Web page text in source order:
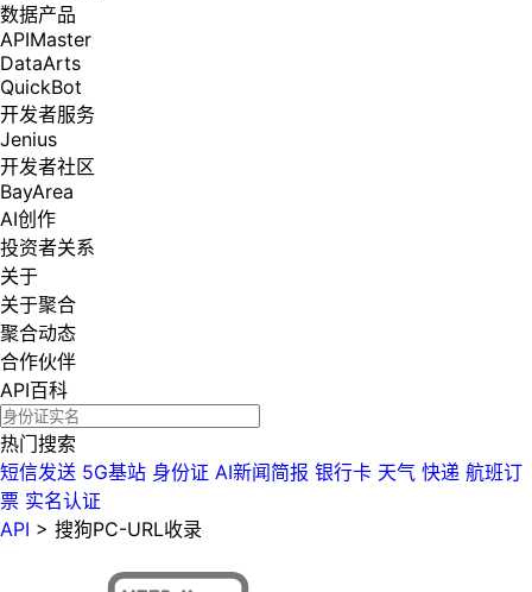
数据产品
APIMaster
DataArts
QuickBot
开发者服务
Jenius
开发者社区
BayArea
AI创作
投资者关系
关于
关于聚合
聚合动态
合作伙伴
API百科
热门搜索
短信发送 5G基站 身份证 AI新闻简报 银行卡 天气 快递 航班订
票 实名认证
API > 搜狗PC-URL收录